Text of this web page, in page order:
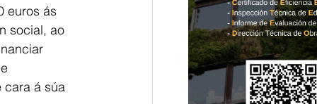
euros ás
social, ao
cara á súa